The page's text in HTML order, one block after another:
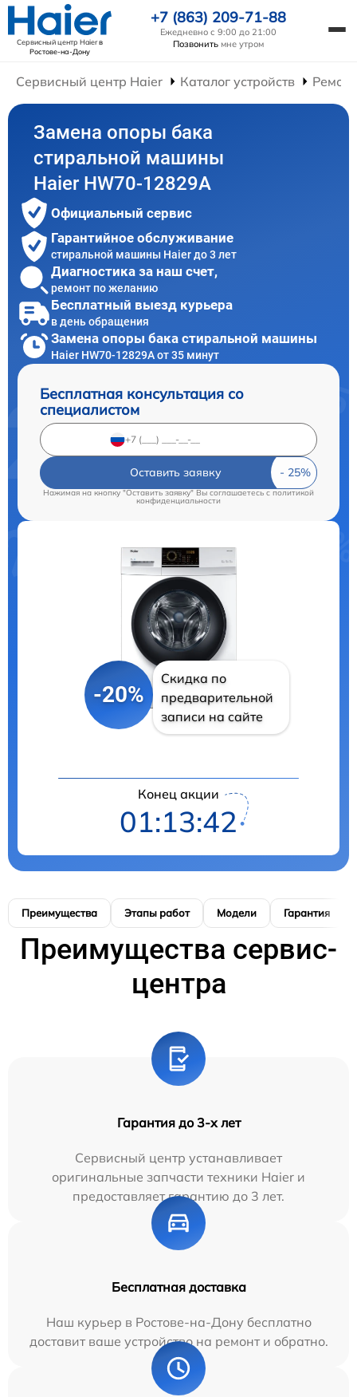
Сервисный центр Haierв
Ростове-на-Дону
+7 (863) 209-71-88
Ежедневно с 9:00 до 21:00
Позвонить мне утром
Сервисный центр Haier Каталог устройств
Замена опоры бака
стиральной машины
Haier HW70-12829A
Официальный сервис
Гарантийное обслуживание
стиральной машины Haier до 3 лет
Диагностика за наш счет,
ремонт по желанию
Бесплатный выезд курьера
в день обращения
Замена опоры бака стиральной машины
Haier HW70-12829A от 35 минут
Бесплатная консультация со
специалистом
Оставить заявку
Нажимая на кнопку "Оставить заявку" Вы соглашаетесь cполитикой
конфиденциальности
-20%
Скидка по
предварительной
записи на сайте
Конец акции
01:13:41
Преимущества Этапы работ Модели Гарантия
Преимущества сервис-
центра
Гарантия до 3-х лет
Сервисный центр устанавливает
оригинальные запчасти техники Haier и
предоставляет гарантию до 3 лет.
Бесплатная доставка
Наш курьер в Ростове-на-Дону бесплатно
доставит ваше устройство на ремонт и обратно.